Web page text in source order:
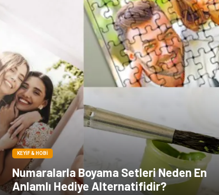
KEYIF & HOBI
Numaralarla Boyama Setleri Neden En
Anlamlı Hediye Alternatifidir?